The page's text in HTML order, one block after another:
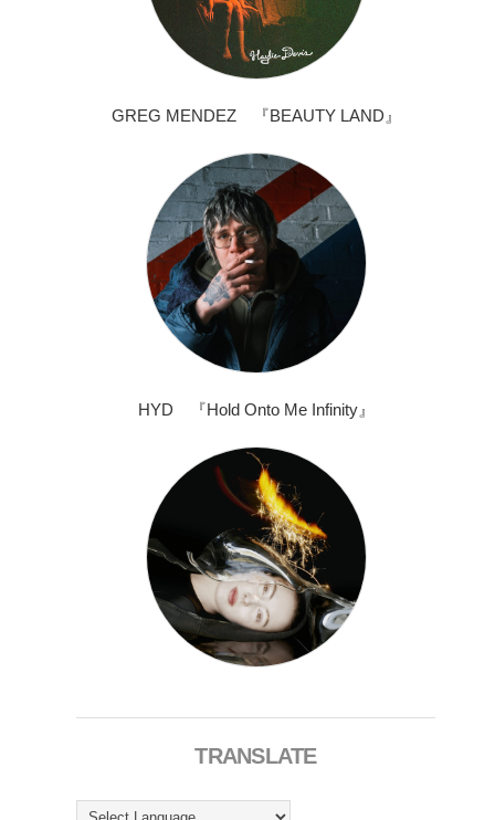
GREG MENDEZ 『BEAUTY LAND』
HYD 『Hold Onto Me Infinity』
TRANSLATE